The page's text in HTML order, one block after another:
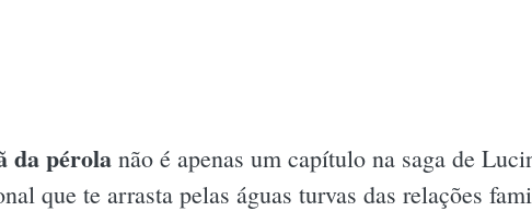
da pérola não é apenas um capítulo na saga de
que te arrasta pelas águas turvas das relações